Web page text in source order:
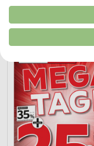
Gültig bis Fr. 14.08.
XXXLutz
Kombinationen von
Verbesserung der
von Inhalten.
Daten können außerhalb
USA gesendet werden.
Website/App.
Partnerliste
Wir nutzen Ihre Daten für
IAB-Verarbeitungszwecke:
Speichern von
auf einem Endgerät